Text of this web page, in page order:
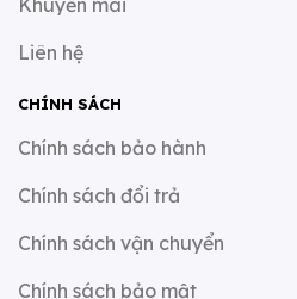
Liên hệ
CHÍNH SÁCH
Chính sách bảo hành
Chính sách đổi trả
Chính sách vận chuyển
Chính sách bảo mật